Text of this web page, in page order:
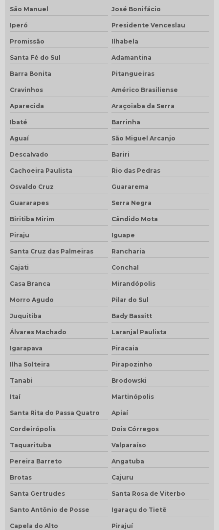
São Manuel José Bonifácio
Iperó Presidente Venceslau
Promissão Ilhabela
Santa Fé do Sul Adamantina
Barra Bonita Pitangueiras
Cravinhos Américo Brasiliense
Aparecida Araçoiaba da Serra
Ibaté Barrinha
Aguaí São Miguel Arcanjo
Descalvado Bariri
Cachoeira Paulista Rio das Pedras
Osvaldo Cruz Guararema
Guararapes Serra Negra
Biritiba Mirim Cândido Mota
Piraju Iguape
Santa Cruz das Palmeiras Rancharia
Cajati Conchal
Casa Branca Mirandópolis
Morro Agudo Pilar do Sul
Juquitiba Bady Bassitt
Álvares Machado Laranjal Paulista
Igarapava Piracaia
Ilha Solteira Pirapozinho
Tanabi Brodowski
Itaí Martinópolis
Santa Rita do Passa Quatro Apiaí
Cordeirópolis Dois Córregos
Taquarituba Valparaíso
Pereira Barreto Angatuba
Brotas Cajuru
Santa Gertrudes Santa Rosa de Viterbo
Santo Antônio de Posse Igaraçu do Tietê
Capela do Alto Pirajuí